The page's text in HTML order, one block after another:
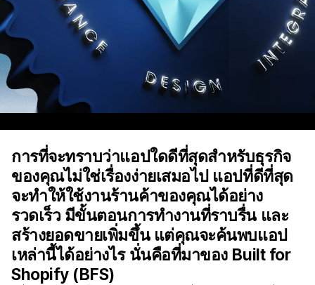
การที่จะทราบว่าแอปใดดีที่สุดสำหรับธุรกิจ
ของคุณไม่ใช่เรื่องง่ายเสมอไป แอปที่ดีที่สุด
จะทำให้ใช้งานร้านค้าของคุณได้อย่าง
รวดเร็ว มีขั้นตอนการทำงานที่ราบรื่น และ
สร้างยอดขายเพิ่มขึ้น แต่คุณจะค้นพบแอป
เหล่านี้ได้อย่างไร นั่นคือที่มาของ Built for
Shopify (BFS)